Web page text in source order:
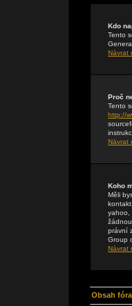
Kdo
Tento
Návrat
Proč
Tento
http://
Návrat
Koho
Měli
yahoo,
právní
Group
Návrat
Obsah